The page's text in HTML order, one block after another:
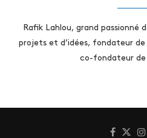
Rafik Lahlou, grand passionné
projets et d’idées, fondateur de
co-fondateur de